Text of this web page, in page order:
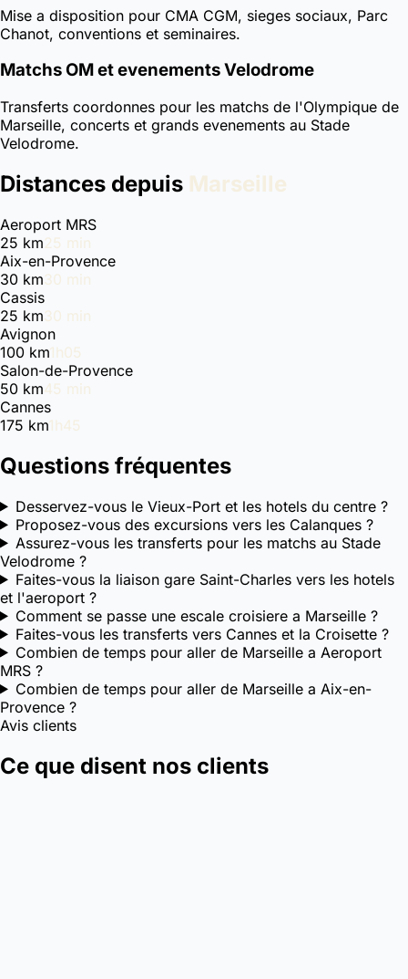
Mise a disposition pour CMA CGM, sieges sociaux, Parc
Chanot, conventions et seminaires.
Matchs OM et evenements Velodrome
Transferts coordonnes pour les matchs de l'Olympique de
Marseille, concerts et grands evenements au Stade
Velodrome.
Distances depuis Marseille
Aeroport MRS
25 km25 min
Aix-en-Provence
30 km30 min
Cassis
25 km30 min
Avignon
100 km1h05
Salon-de-Provence
50 km45 min
Cannes
175 km1h45
Questions fréquentes
Desservez-vous le Vieux-Port et les hotels du centre ?
Proposez-vous des excursions vers les Calanques ?
Assurez-vous les transferts pour les matchs au Stade
Velodrome ?
Faites-vous la liaison gare Saint-Charles vers les hotels
et l'aeroport ?
Comment se passe une escale croisiere a Marseille ?
Faites-vous les transferts vers Cannes et la Croisette ?
Combien de temps pour aller de Marseille a Aeroport
MRS ?
Combien de temps pour aller de Marseille a Aix-en-
Provence ?
Avis clients
Ce que disent nos clients